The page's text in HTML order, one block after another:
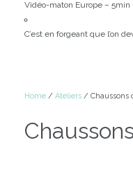
Vidéo-maton Europe – 5min
C’est en forgeant que l’on
Home / Ateliers / Chaussons